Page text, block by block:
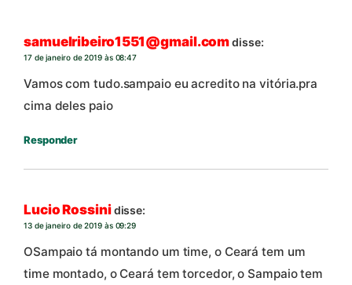
samuelribeiro1551@gmail.comdisse:
17 de janeiro de 2019 às 08:47
Vamos com tudo.sampaio eu acredito na vitória.pra
cima deles paio
Responder
Lucio Rossinidisse:
13 de janeiro de 2019 às 09:29
OSampaio tá montando um time, o Ceará tem um
time montado, o Ceará tem torcedor, o Sampaio tem